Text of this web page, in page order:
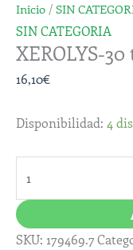
Inicio / SIN
SIN CATEGORIA
XEROLYS-
16,10€
Disponibilidad: 4
SKU: 179469.7